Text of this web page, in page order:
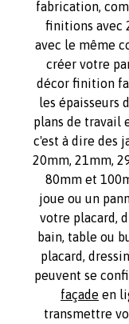
fabrication,
finitions avec
avec le même
créer votre
décor finition
les épaisseurs
plans de travail
c'est à dire des
20mm, 21mm,
80mm et
joue ou un
votre placard,
bain, table ou
placard,
peuvent se
façade en
transmettre